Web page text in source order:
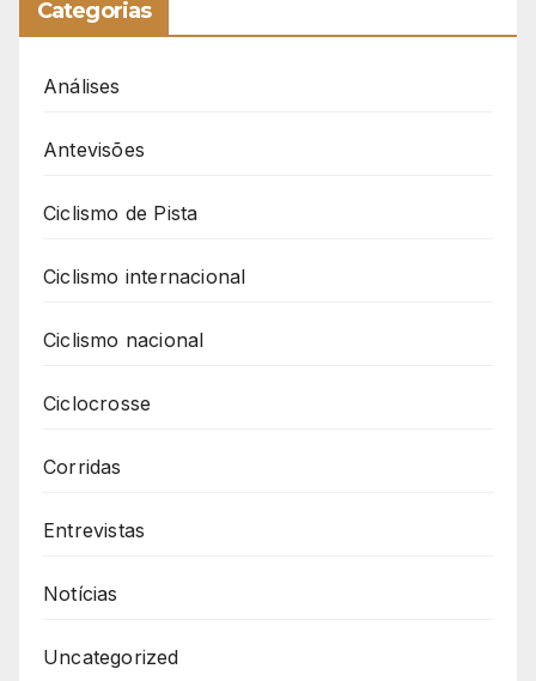
Categorias
Análises
Antevisões
Ciclismo de Pista
Ciclismo internacional
Ciclismo nacional
Ciclocrosse
Corridas
Entrevistas
Notícias
Uncategorized